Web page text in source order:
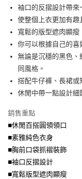
1.分期款項不併入電信帳
醒簡訊。
2.透過簡訊連結打開帳單
帳／街口支付／iPASS
【注意事項】
1.本服務係由「台灣大哥
用戶於交易時，得透過本
2.基於同意付款使用「大
資料（包含姓名、電話或
3.完整用戶服務條款，請詳
【「AFTEE先享後付」結
１．於結帳方式選擇「
２．訂單成立數日內，您
３．收到繳費通知簡訊後
ATM／網路銀行／等多元
※ 請注意：結帳手續完成
購買商品的店家。未經商
後付繳納相關費用。
是否繳費成功／繳費後需
【注意事項】
易，需依本服務之必要範
權轉讓予恩沛科技股份有限
２．關於個人資料處理事
https://aftee.tw/terms/
３．未成年的使用者請事
每筆NT$70，滿
付款後全家取貨
7-11取貨付款
每筆NT$70，滿
宅配
袖口的反摺設計帶來
使整個上衣更加有趣
寬鬆的版型遮肉顯瘦
你可以根據自己的喜
無論是沉穩的黑色
同風格。
搭配牛仔褲、長裙或
休閒中帶一點設計細
銷售重點
■休閒百搭圓領領口
■素雅純色衣身
■胸前口袋抓褶裝飾
■袖口反摺設計
■寬鬆版型遮肉顯瘦